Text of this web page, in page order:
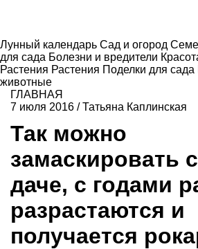
Лунный календарь Сад и огород
для сада Болезни и вредители
Растения Растения Поделки для сада
животные
ГЛАВНАЯ
7 июля 2016 /Татьяна Каплинская
Так можно
замаскировать
даче, с годами
разрастаются и
получается